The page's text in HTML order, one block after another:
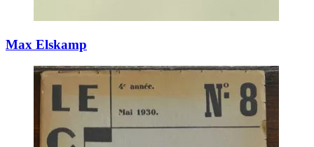
Max Elskamp